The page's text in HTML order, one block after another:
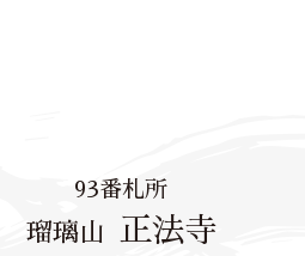
93番札所
瑠璃山 正法寺